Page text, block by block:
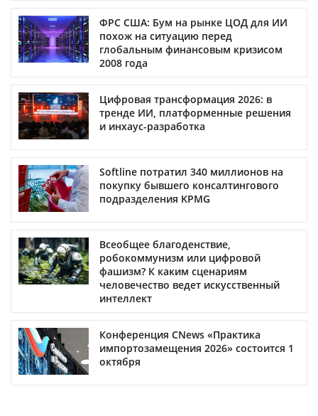
ФРС США: Бум на рынке ЦОД для ИИ
похож на ситуацию перед
глобальным финансовым кризисом
2008 года
Цифровая трансформация 2026: в
тренде ИИ, платформенные решения
и инхаус-разработка
Softline потратил 340 миллионов на
покупку бывшего консалтингового
подразделения KPMG
Всеобщее благоденствие,
робокоммунизм или цифровой
фашизм? К каким сценариям
человечество ведет искусственный
интеллект
Конференция CNews «Практика
импортозамещения 2026» состоится 1
октября